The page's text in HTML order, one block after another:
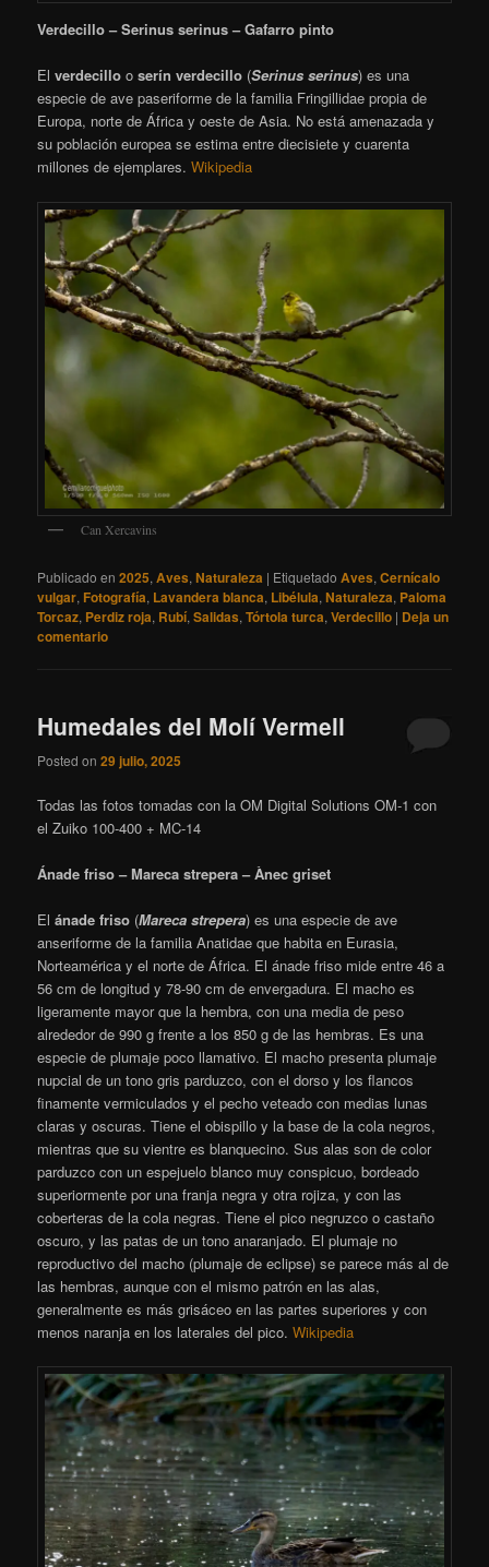
Verdecillo – Serinus serinus – Gafarro pinto
Elverdecillo oserín verdecillo (Serinus serinus) es una
especie de ave paseriforme de la familia Fringillidae propia de
Europa, norte de África y oeste de Asia. No está amenazada y
su población europea se estima entre diecisiete y cuarenta
millones de ejemplares.Wikipedia
Can Xercavins
Publicado en 2025,Aves,Naturaleza | Etiquetado Aves,Cernícalo
vulgar, Fotografía, Lavandera blanca, Libélula,Naturaleza, Paloma
Torcaz, Perdiz roja, Rubí,Salidas,Tórtola turca,Verdecillo | Deja un
comentario
Humedales del Molí Vermell
Posted on29 julio, 2025
Todas las fotos tomadas con la OM Digital Solutions OM-1 con
el Zuiko 100-400 + MC-14
Ánade friso – Mareca strepera – Ànec griset
Elánade friso (Mareca strepera) es una especie de ave
anseriforme de la familia Anatidae que habita en Eurasia,
Norteamérica y el norte de África. El ánade friso mide entre 46 a
56 cm de longitud y 78-90 cm de envergadura. El macho es
ligeramente mayor que la hembra, con una media de peso
alrededor de 990 g frente a los 850 g de las hembras. Es una
especie de plumaje poco llamativo. El macho presenta plumaje
nupcial de un tono gris parduzco, con el dorso y los flancos
finamente vermiculados y el pecho veteado con medias lunas
claras y oscuras. Tiene el obispillo y la base de la cola negros,
mientras que su vientre es blanquecino. Sus alas son de color
parduzco con un espejuelo blanco muy conspicuo, bordeado
superiormente por una franja negra y otra rojiza, y con las
coberteras de la cola negras. Tiene el pico negruzco o castaño
oscuro, y las patas de un tono anaranjado. El plumaje no
reproductivo del macho (plumaje de eclipse) se parece más al de
las hembras, aunque con el mismo patrón en las alas,
generalmente es más grisáceo en las partes superiores y con
menos naranja en los laterales del pico. Wikipedia